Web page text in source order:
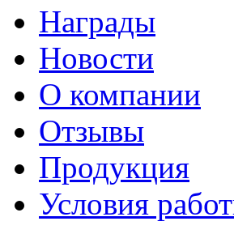
Награды
Новости
О компании
Отзывы
Продукция
Условия